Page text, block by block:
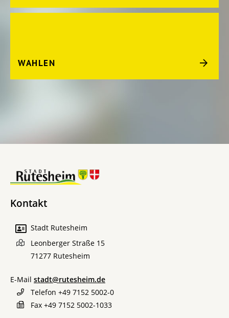
WAHLEN
Kontakt
Stadt Rutesheim
Leonberger Straße 15
71277 Rutesheim
E-Mail stadt@rutesheim.de
Telefon +49 7152 5002-0
Fax +49 7152 5002-1033